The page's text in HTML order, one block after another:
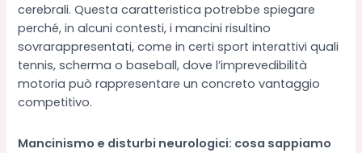
cerebrali. Questa caratteristica potrebbe spiegare
perché, in alcuni contesti, i mancini risultino
sovrarappresentati, come in certi sport interattivi quali
tennis, scherma o baseball, dove l’imprevedibilità
motoria può rappresentare un concreto vantaggio
competitivo.
Mancinismo e disturbi neurologici: cosa sappiamo